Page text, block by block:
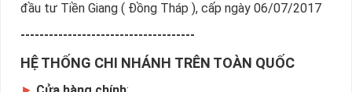
đầu tư Tiền Giang ( Đồng Tháp ), cấp ngày 06/07/2017
-------------------------------------
HỆ THỐNG CHI NHÁNH TRÊN TOÀN QUỐC